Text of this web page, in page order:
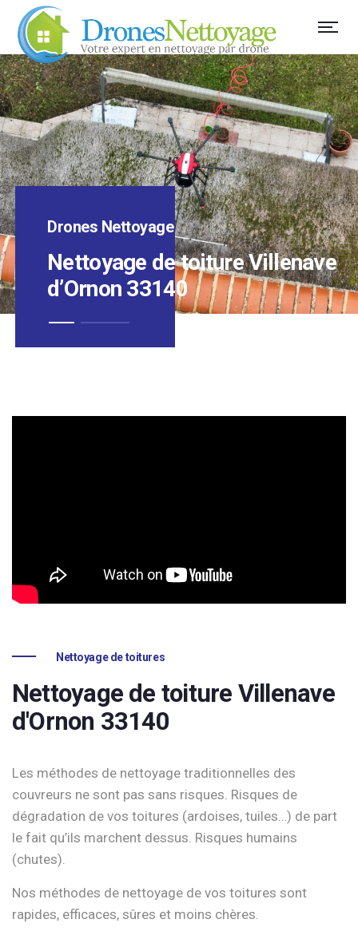
Drones Nettoyage
Nettoyage de toiture Villenave
d’Ornon 33140
Nettoyage de toitures
Nettoyage de toiture Villenave
d'Ornon 33140
Les méthodes de nettoyage traditionnelles des
couvreurs ne sont pas sans risques. Risques de
dégradation de vos toitures (ardoises, tuiles…) de part
le fait qu’ils marchent dessus. Risques humains
(chutes).
Nos méthodes de nettoyage de vos toitures sont
rapides, efficaces, sûres et moins chères.